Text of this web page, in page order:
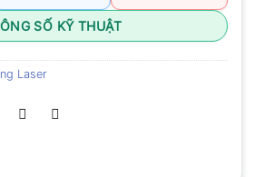
SỐ KỸ THUẬT
Laser